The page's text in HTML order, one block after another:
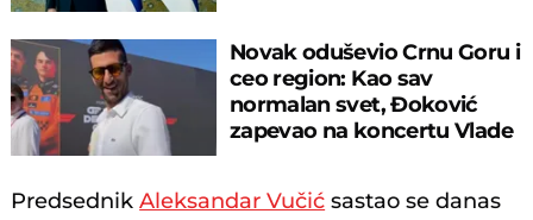
Novak oduševio Crnu Goru i
ceo region: Kao sav
normalan svet, Đoković
zapevao na koncertu Vlade
PredsednikAleksandar Vučić sastao se danas